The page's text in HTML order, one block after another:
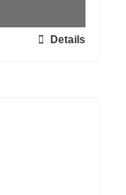
Details